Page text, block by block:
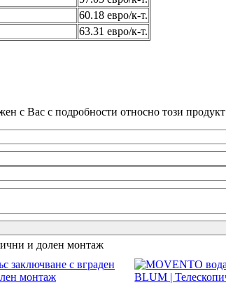
60.18 евро/к-т.
63.31 евро/к-т.
с Вас с подробности относно този продукт
и долен монтаж